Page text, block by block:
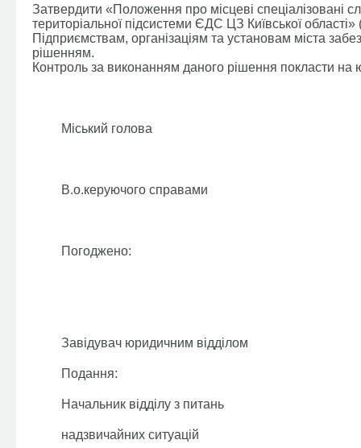
Затвердити «Положення про місцеві спеціалізовані
територіальної підсистеми ЄДС ЦЗ Київської області»
Підприємствам, організаціям та установам міста
рішенням.
Контроль за виконанням даного рішення покласти на
Міський голова
В.о.керуючого справами
Погоджено:
Завідувач юридичним
Подання:
Начальник відділу з питань
надзвичайних ситуацій